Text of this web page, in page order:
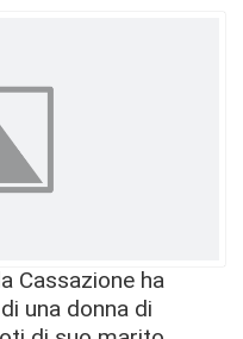
Cassazione ha
una donna di